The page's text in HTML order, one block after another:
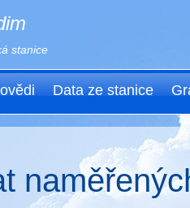
stanice
Data ze stanice